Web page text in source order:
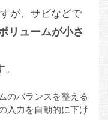
が、サビなどで
リュームが小さ
のバランスを整える
入力を自動的に下げ